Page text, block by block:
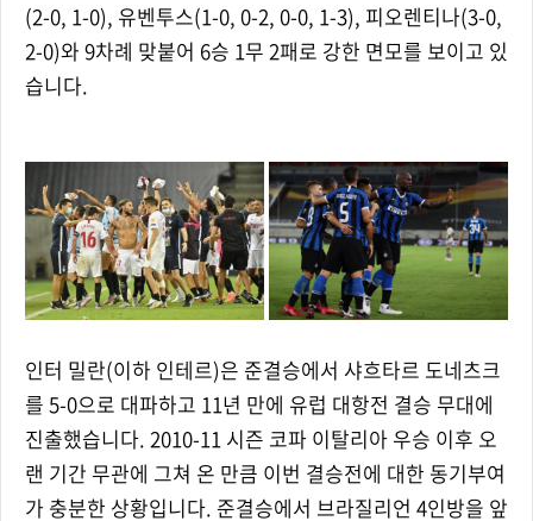
(2-0, 1-0), 유벤투스(1-0, 0-2, 0-0, 1-3), 피오렌티나(3-0,
2-0)와 9차례 맞붙어 6승 1무 2패로 강한 면모를 보이고 있
습니다.
인터 밀란(이하 인테르)은 준결승에서 샤흐타르 도네츠크
를 5-0으로 대파하고 11년 만에 유럽 대항전 결승 무대에
진출했습니다. 2010-11 시즌 코파 이탈리아 우승 이후 오
랜 기간 무관에 그쳐 온 만큼 이번 결승전에 대한 동기부여
가 충분한 상황입니다. 준결승에서 브라질리언 4인방을 앞